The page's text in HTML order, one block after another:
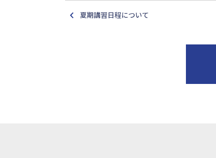
夏期講習日程について